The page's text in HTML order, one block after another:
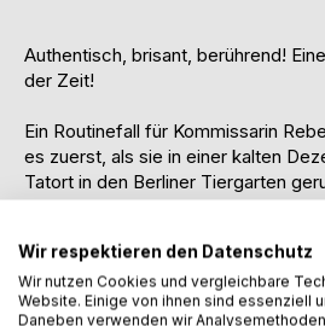
Authentisch, brisant, berührend!
der Zeit!
Ein Routinefall für Kommissarin
es zuerst, als sie in einer kalten
Tatort in den Berliner Tiergarten
Schein trügt. Der Verdächtige -
Toten. Und sofort greifen die
ihrem Vorgesetzten und der
schuldig sein. Doch Rebecca
Wir respektieren den Datenschutz
Wir nutzen Cookies und vergleichbare
Website. Einige von ihnen sind essenziell
Daneben verwenden wir